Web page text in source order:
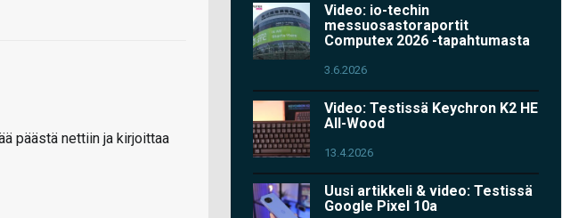
päästä nettiin ja kirjoittaa
Video: io-techin
messuosastoraportit
Computex 2026 -tapahtumasta
3.6.2026
Video: Testissä Keychron K2 HE
All-Wood
13.4.2026
Uusi artikkeli & video: Testissä
Google Pixel 10a